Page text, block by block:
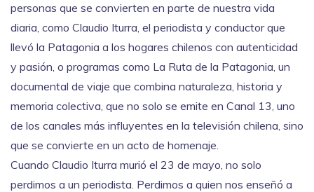
personas que se convierten en parte de nuestra vida
diaria, como Claudio Iturra, el periodista y conductor que
llevó la Patagonia a los hogares chilenos con autenticidad
y pasión, o programas como La Ruta de la Patagonia, un
documental de viaje que combina naturaleza, historia y
memoria colectiva, que no solo se emite en Canal 13, uno
de los canales más influyentes en la televisión chilena, sino
que se convierte en un acto de homenaje.
Cuando Claudio Iturra murió el 23 de mayo, no solo
perdimos a un periodista. Perdimos a quien nos enseñó a